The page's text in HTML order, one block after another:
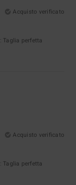
Acquisto verificato
: Taglia perfetta
Acquisto verificato
: Taglia perfetta